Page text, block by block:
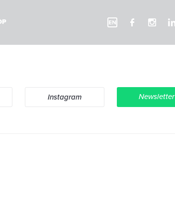
Instagram Newsletter